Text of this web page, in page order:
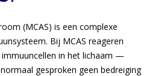
(MCAS) is een complexe
Bij MCAS reageren
in het lichaam —
gesproken geen bedreiging